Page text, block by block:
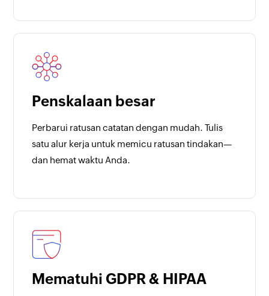
Penskalaan besar
Perbarui ratusan catatan dengan mudah. Tulis
satu alur kerja untuk memicu ratusan tindakan—
dan hemat waktu Anda.
Mematuhi GDPR & HIPAA